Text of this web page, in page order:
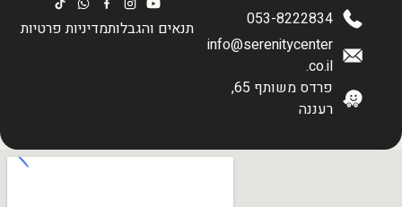
053-8222834
info@serenitycenter
.co.il
פרדס משותף 65,
רעננה
תנאים והגבלותמדיניות פרטיות